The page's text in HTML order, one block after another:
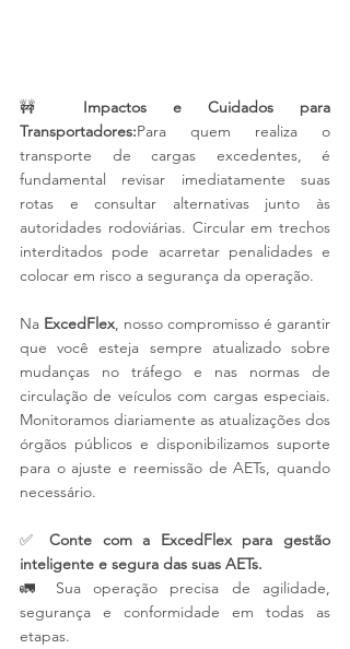
🚧 Impactos e Cuidados para
Transportadores:Para quem realiza o
transporte de cargas excedentes, é
fundamental revisar imediatamente suas
rotas e consultar alternativas junto às
autoridades rodoviárias. Circular em trechos
interditados pode acarretar penalidades e
colocar em risco a segurança da operação.
Na ExcedFlex, nosso compromisso é garantir
que você esteja sempre atualizado sobre
mudanças no tráfego e nas normas de
circulação de veículos com cargas especiais.
Monitoramos diariamente as atualizações dos
órgãos públicos e disponibilizamos suporte
para o ajuste e reemissão de AETs, quando
necessário.
✅ Conte com a ExcedFlex para gestão
inteligente e segura das suas AETs.
🚛 Sua operação precisa de agilidade,
segurança e conformidade em todas as
etapas.